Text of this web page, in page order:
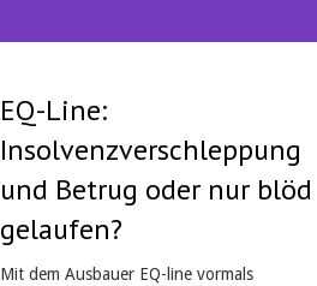
EQ-Line:
Insolvenzverschleppung
und Betrug oder nur blöd
gelaufen?
Mit dem Ausbauer EQ-line vormals